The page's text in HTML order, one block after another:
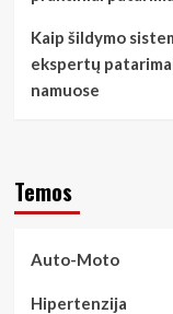
Kaip šildymo
ekspertų
namuose
Temos
Auto-Moto
Hipertenzija